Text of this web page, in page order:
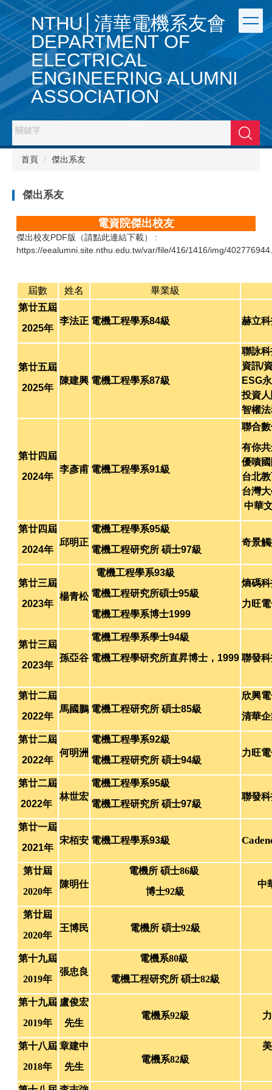
跳
到
主
要
內
容
區
NTHU│清華電機系友會
DEPARTMENT OF
ELECTRICAL
ENGINEERING ALUMNI
ASSOCIATION
搜尋
首頁 傑出系友
傑出系友
電資院傑出校友
傑出校友PDF版（請點此連結下載） :
https://eealumni.site.nthu.edu.tw/var/file/416/1416/img/
屆數 姓名
畢業級
第廿五屆
2025年
李法正 電機工程學系84級 赫立
第廿五屆
2025年
陳建興 電機工程學系87級
聯詠
資訊/
ESG
投資
智權
第廿四屆
2024年
李彥甫 電機工程學系91級
聯合
有你
優嘖
台北
台灣
中華
第廿四屆
2024年
邱明正
電機工程學系95級
電機工程研究所 碩士97級
奇景
第廿三屆
2023年
楊青松
電機工程學系93級
電機工程研究所碩士95級
電機工程學系博士1999
熵碼
力旺
第廿三屆
2023年
孫亞谷
電機工程學系學士94級
電機工程學研究所直昇博士，1999 聯發
第廿二屆
2022年
馬國鵬 電機工程研究所 碩士85級
欣興
清華
第廿二屆
2022年
何明洲
電機工程學系92級
電機工程研究所 碩士94級
力旺
第廿二屆
2022年
林世宏
電機工程學系95級
電機工程研究所 碩士97級
聯發
第廿一屆
2021年
宋栢安 電機工程學系93級
第廿屆
2020年
陳明仕
電機所 碩士86級
博士92級
中
第廿屆
2020年
王博民 電機所 碩士92級
第十九屆
2019年
張忠良
電機系80級
電機工程研究所 碩士82級
第十九屆
2019年
盧俊宏
先生
電機系92級
第十八屆
2018年
章建中
先生
電機系82級